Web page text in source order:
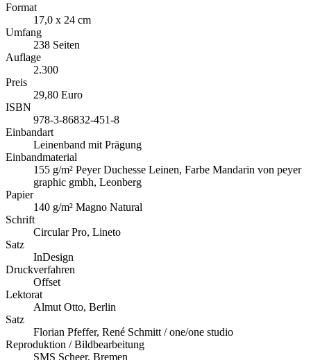
Format
17,0 x 24 cm
Umfang
238 Seiten
Auflage
2.300
Preis
29,80 Euro
ISBN
978-3-86832-451-8
Einbandart
Leinenband mit Prägung
Einbandmaterial
155 g/m² Peyer Duchesse Leinen, Farbe Mandarin von peyer
graphic gmbh, Leonberg
Papier
140 g/m² Magno Natural
Schrift
Circular Pro, Lineto
Satz
InDesign
Druckverfahren
Offset
Lektorat
Almut Otto, Berlin
Satz
Florian Pfeffer, René Schmitt / one/one studio
Reproduktion / Bildbearbeitung
SMS Scheer, Bremen